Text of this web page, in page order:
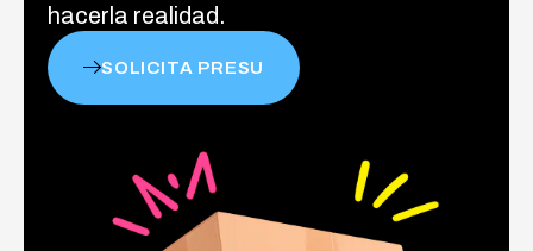
hacerla realidad.
SOLICITA PRESU